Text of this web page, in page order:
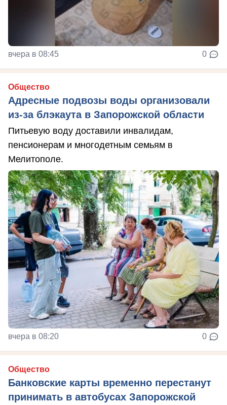
вчера в 08:45 0
Общество
Адресные подвозы воды организовали
из-за блэкаута в Запорожской области
Питьевую воду доставили инвалидам,
пенсионерам и многодетным семьям в
Мелитополе.
вчера в 08:20 0
Общество
Банковские карты временно перестанут
принимать в автобусах Запорожской